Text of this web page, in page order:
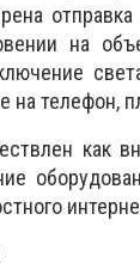
на
телефон,
как